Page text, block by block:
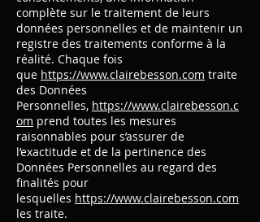
complète sur le traitement de leurs
données personnelles et de maintenir un
registre des traitements conforme à la
réalité. Chaque fois
que https://www.clairebesson.com traite
des Données
Personnelles, https://www.clairebesson.c
om prend toutes les mesures
raisonnables pour s’assurer de
l’exactitude et de la pertinence des
Données Personnelles au regard des
finalités pour
lesquelles https://www.clairebesson.com
les traite.